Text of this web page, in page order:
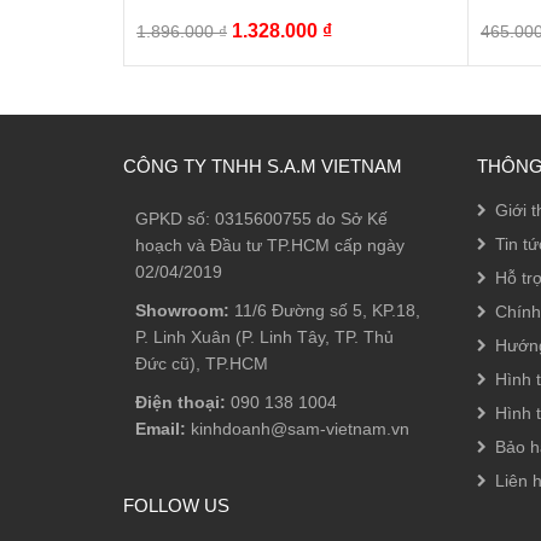
1.896.000₫ Giá
1.328.000 ₫Giá
CÔNG TY TNHH S.A.M VIETNAM
GPKD số: 0315600755 do Sở Kế
hoạch và Đầu tư TP.HCM cấp ngày
02/04/2019
Showroom: 11/6 Đường số 5, KP.18,
P. Linh Xuân (P. Linh Tây, TP. Thủ
Đức cũ), TP.HCM
Điện thoại: 090 138 1004
Email: kinhdoanh@sam-vietnam.vn
FOLLOW US
Giới
Tin
Hỗ
Hình
Hình
Bảo
Liên